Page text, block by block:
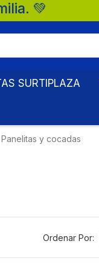
💚
SURTIPLAZA
Panelitas y cocadas
Ordenar Por: